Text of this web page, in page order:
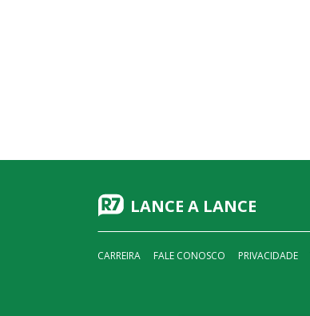
LANCE A LANCE
CARREIRA FALE CONOSCO PRIVACIDADE